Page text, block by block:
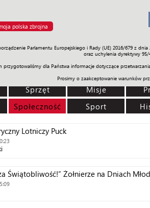
polska zbrojna
Parlamentu Europejskiego i Rady (UE) 2016/679 z
oraz uchylenia dyrektywy
przygotowaliśmy dla Państwa informacje dotyczące
Prosimy o zaakceptowanie warunków
Polityka Prawo Świat
Sprzęt Misje
Społeczność Sport
Lotniczy Puck
Świątobliwość!” Żołnierze na Dniach